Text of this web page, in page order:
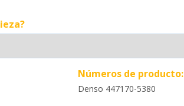
Números de producto:
Denso 447170-5380